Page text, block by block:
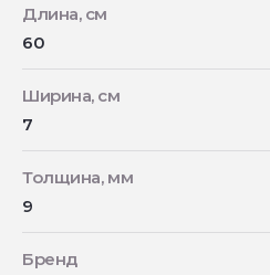
Длина, см
60
Ширина, см
7
Толщина, мм
9
Бренд